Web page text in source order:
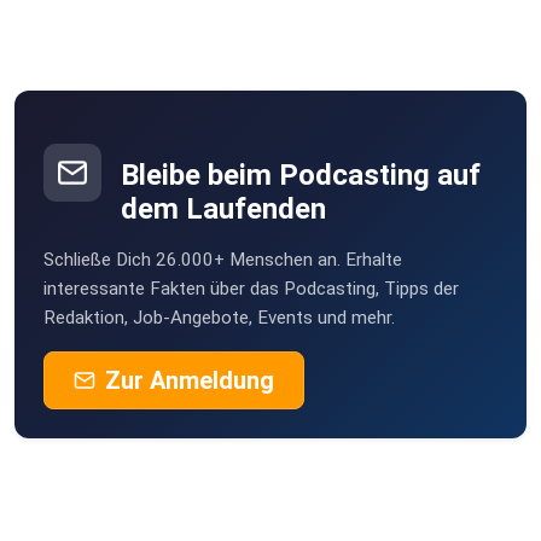
Freiwillige Unterstützung über Ko-Fi:
Bleibe beim Podcasting auf
dem Laufenden
Schließe Dich 26.000+ Menschen an. Erhalte
interessante Fakten über das Podcasting, Tipps der
Redaktion, Job-Angebote, Events und mehr.
Zur Anmeldung